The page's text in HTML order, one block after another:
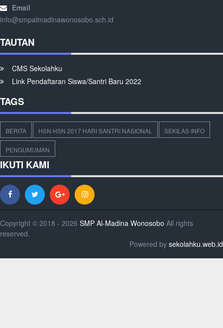
Email
info@smpalmadinawonosobo.sch.id
TAUTAN
CMS Sekolahku
Link Pendaftaran Siswa/Santri Baru 2022
TAGS
BERITA HSN HSN 2017 HARI SANTRI NASIONAL SEKILAS INFO
PENGUMUMAN
IKUTI KAMI
Copyright © 2018 - 2026 SMP Al-Madina Wonosobo All rights
reserved.
Powered by sekolahku.web.id